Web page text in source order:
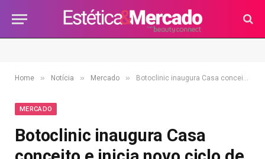
Home » Notícia » Mercado » Botoclinic inaugura Casa conceito e inicia novo ciclo de expansão
MERCADO
Botoclinic inaugura Casa